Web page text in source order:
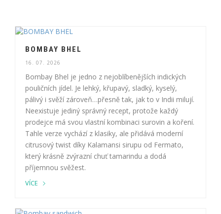
BOMBAY BHEL
16. 07. 2026
Bombay Bhel je jedno z nejoblíbenějších indických
pouličních jídel. Je lehký, křupavý, sladký, kyselý,
pálivý i svěží zároveň…přesně tak, jak to v Indii milují.
Neexistuje jediný správný recept, protože každý
prodejce má svou vlastní kombinaci surovin a koření.
Tahle verze vychází z klasiky, ale přidává moderní
citrusový twist díky Kalamansi sirupu od Fermato,
který krásně zvýrazní chuť tamarindu a dodá
příjemnou svěžest.
VÍCE